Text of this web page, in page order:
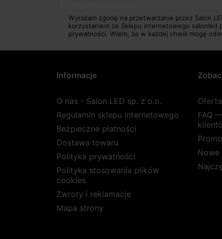
Wyrażam zgodę na przetwarzanie przez Salon
korzystaniem ze Sklepu internetowego
prywatności. Wiem, że w każdej chwili mogę
Informacje
O nas - Salon LED sp. z o.o.
Regulamin sklepu internetowego
Bezpieczne płatności
Dostawa towaru
Polityka prywatności
Polityka stosowania plików
cookies
Zwroty i reklamacje
Mapa strony
FAQ